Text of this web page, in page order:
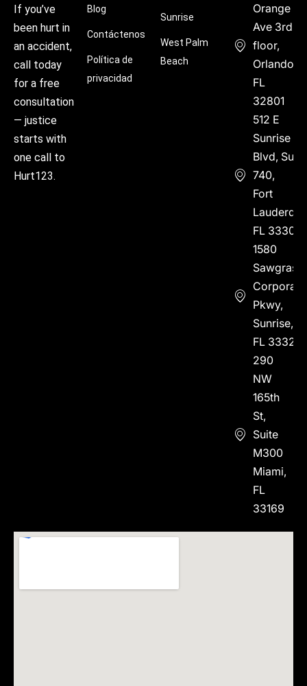
If you’ve
been hurt in
an accident,
call today
for a free
consultation
— justice
starts with
one call to
Hurt123.
Blog
Contáctenos
Política de
privacidad
Sunrise
West Palm
Beach
Orange
Ave 3rd
floor,
Orlando,
FL
32801
512 E
Sunrise
Blvd, Suite
740,
Fort
FL 33304
1580
Sawgrass
Corporate
Pkwy,
Sunrise,
FL 33323
290
NW
165th
St,
Suite
M300
Miami,
FL
33169